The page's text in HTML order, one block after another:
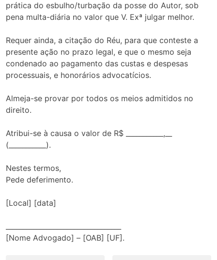
prática do esbulho/turbação da posse do Autor, sob
pena multa-diária no valor que V. Exª julgar melhor.
Requer ainda, a citação do Réu, para que conteste a
presente ação no prazo legal, e que o mesmo seja
condenado ao pagamento das custas e despesas
processuais, e honorários advocatícios.
Almeja-se provar por todos os meios admitidos no
direito.
Atribui-se à causa o valor de R$ ___________,__
(___________).
Nestes termos,
Pede deferimento.
[Local] [data]
[Nome Advogado] – [OAB] [UF].